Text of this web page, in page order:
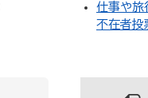
仕事や旅
不在者投